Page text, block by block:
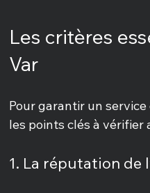
Les critères
Var
Pour garantir un
les points clés à vérifier
1. La réputation de